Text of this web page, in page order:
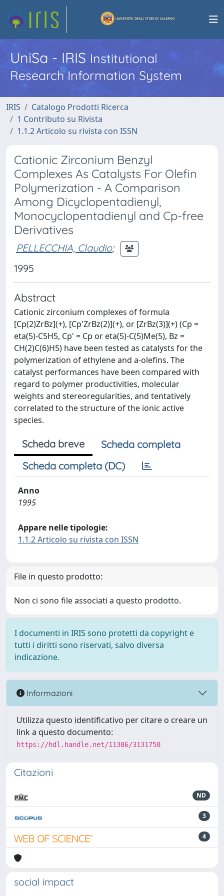
UniSa - IRISInstitutional
Research Information System
IRIS
Catalogo Prodotti Ricerca
1 Contributo su Rivista
1.1.2 Articolo su rivista con ISSN
Cationic Zirconium Benzyl
Complexes As Catalysts For Olefin
Polymerization - A Comparison
Among Dicyclopentadienyl,
Monocyclopentadienyl and Cp-free
Derivatives
PELLECCHIA, Claudio;
1995
Abstract
Cationic zirconium complexes of formula
[Cp(2)ZrBz](+), [Cp'ZrBz(2)](+), or [ZrBz(3)](+) (Cp =
eta(5)-C5H5, Cp' = Cp or eta(5)-C(5)Me(5), Bz =
CH(2)C(6)H5) have been tested as catalysts for the
polymerization of ethylene and a-olefins. The
catalyst performances have been compared with
regard to polymer productivities, molecular
weights and stereoregularities, and tentatively
correlated to the structure of the ionic active
species.
Scheda breve
Scheda completa
Scheda completa (DC)
Anno
1995
Appare nelle tipologie:
1.1.2 Articolo su rivista con ISSN
File in questo prodotto:
Non ci sono file associati a questo prodotto.
I documenti in IRIS sono protetti da copyright e
tutti i diritti sono riservati, salvo diversa
indicazione.
Informazioni
Utilizza questo identificativo per citare o creare un
link a questo documento:
https://hdl.handle.net/11386/3131758
Citazioni
ND
3
4
social impact